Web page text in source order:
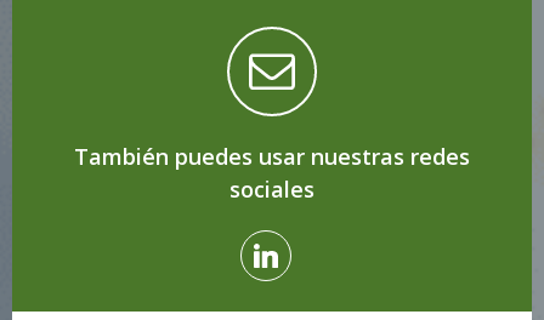
También puedes usar nuestras redes
sociales